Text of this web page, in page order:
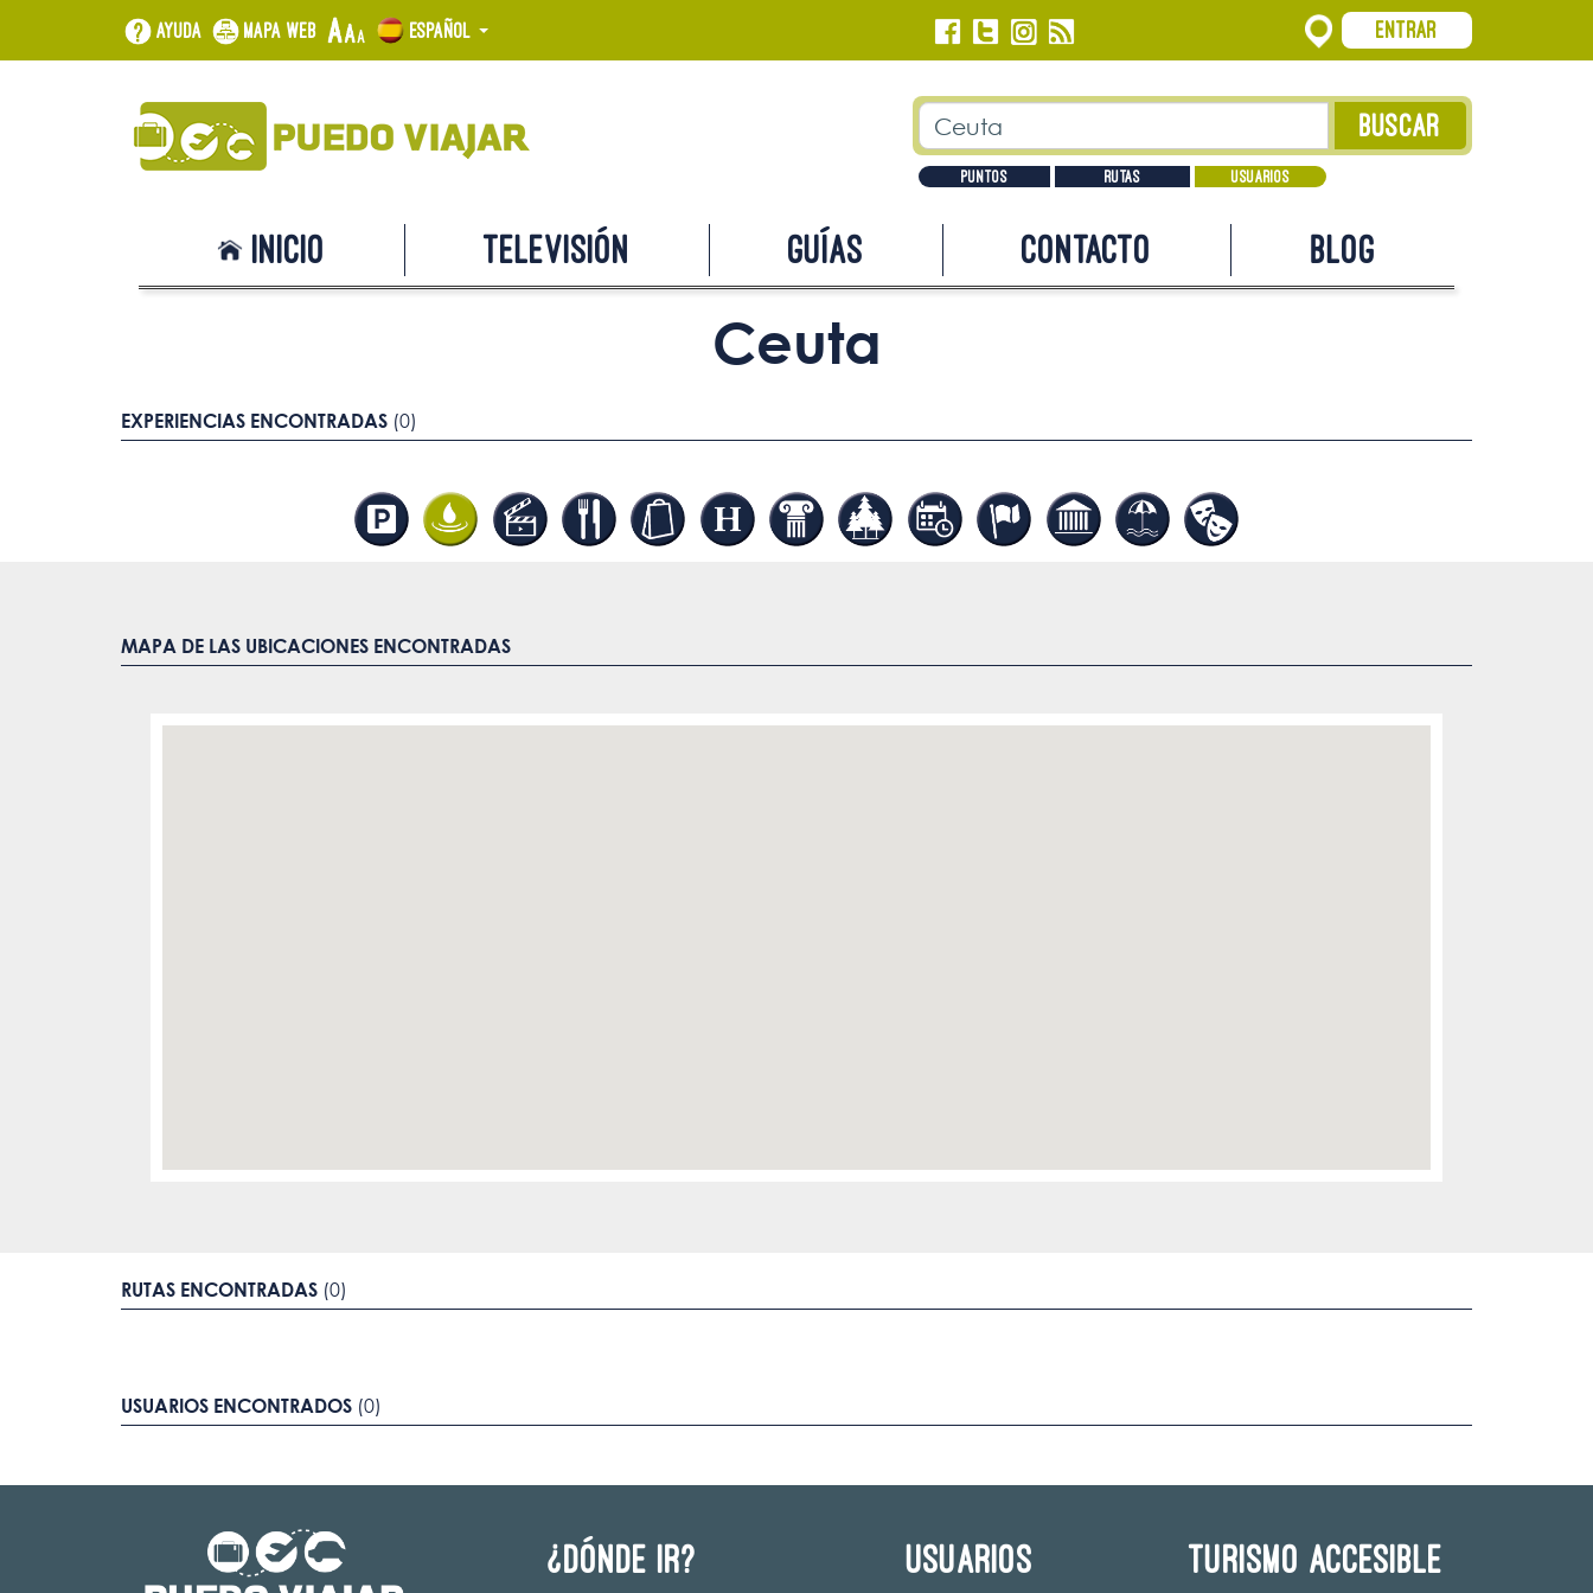
Ayuda Mapa web Español Entrar
Puntos Rutas Usuarios
Inicio Televisión Guías Contacto Blog
Ceuta
EXPERIENCIAS ENCONTRADAS (0)
MAPA DE LAS UBICACIONES ENCONTRADAS
RUTAS ENCONTRADAS (0)
USUARIOS ENCONTRADOS (0)
¿Dónde ir? Usuarios Turismo accesible